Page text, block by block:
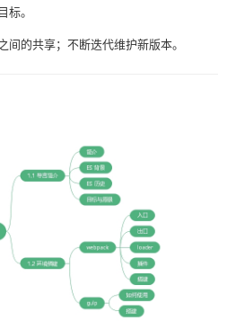
。
的共享；不断迭代维护新版本。